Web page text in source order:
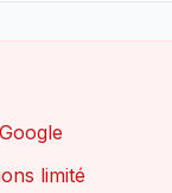
limité